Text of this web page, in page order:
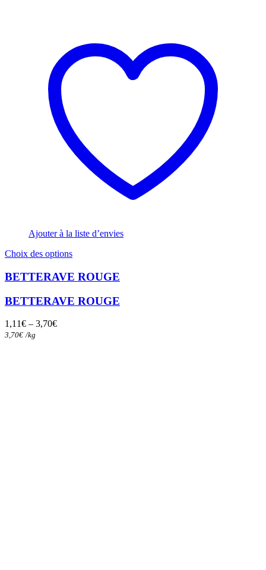
Ajouter à la liste d’envies
Choix des optionsCe
a
plusieurs
variations.
Les
BETTERAVE ROUGE
BETTERAVE ROUGE
1,11€ – 3,70€
3,70€ /kg